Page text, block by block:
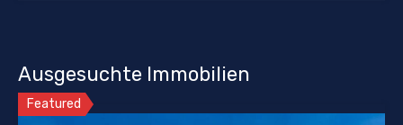
Ausgesuchte Immobilien
Featured